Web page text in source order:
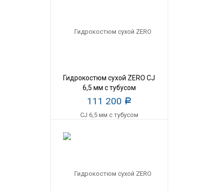
Гидрокостюм сухой ZERO CJ
6,5 мм c тубусом
111 200 Р